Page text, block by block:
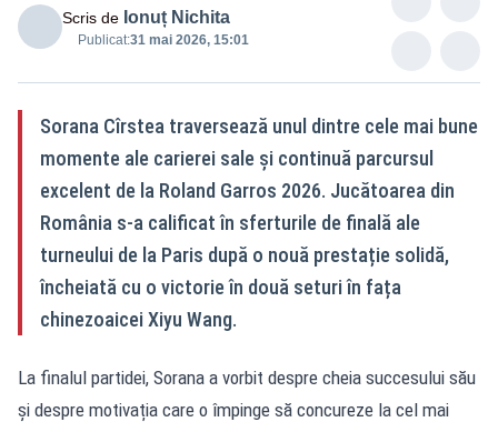
Scris de Ionuț Nichita
Publicat:31 mai 2026, 15:01
Sorana Cîrstea traversează unul dintre cele mai bune
momente ale carierei sale și continuă parcursul
excelent de la Roland Garros 2026. Jucătoarea din
România s-a calificat în sferturile de finală ale
turneului de la Paris după o nouă prestație solidă,
încheiată cu o victorie în două seturi în fața
chinezoaicei Xiyu Wang.
La finalul partidei, Sorana a vorbit despre cheia succesului său
și despre motivația care o împinge să concureze la cel mai